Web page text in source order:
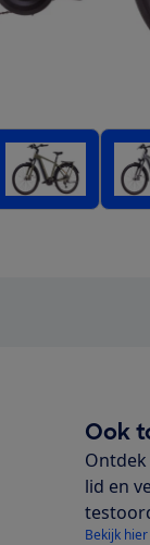
Ook
lid en
Bekijk